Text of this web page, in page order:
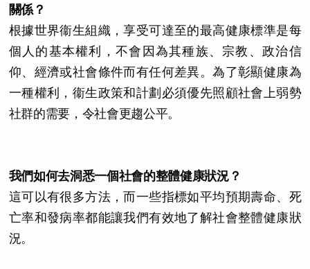
關係？
根據世界衞生組織，享受可達至的最高健康標準是每
個人的基本權利，不會因為其種族、宗教、政治信
仰、經濟或社會條件而有任何差異。為了彰顯健康為
一種權利，衞生政策和計劃必須優先照顧社會上弱勢
社群的需要，令社會更趨公平。
我們如何去洞悉一個社會的整體健康狀況？
這可以有很多方法，而一些指標如平均預期壽命、死
亡率和發病率都能讓我們有效地了解社會整體健康狀
況。